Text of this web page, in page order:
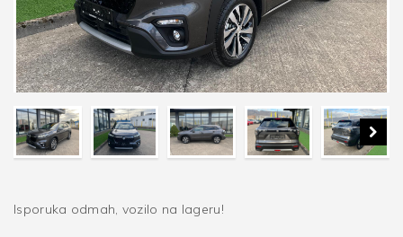
Isporuka odmah, vozilo na lageru!